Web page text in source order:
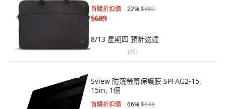
首購折扣價 22%$889
$689
8/13 星期四 預計送達
(10)
Sview 防窺螢幕保護膜 SPFAG2-15,
15in, 1個
首購折扣價 66%$646